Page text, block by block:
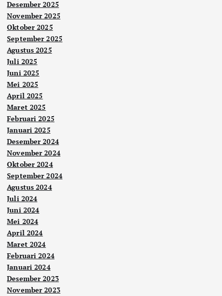
Desember 2025
November 2025
Oktober 2025
September 2025
Agustus 2025
Juli 2025
Juni 2025
Mei 2025
April 2025
Maret 2025
Februari 2025
Januari 2025
Desember 2024
November 2024
Oktober 2024
September 2024
Agustus 2024
Juli 2024
Juni 2024
Mei 2024
April 2024
Maret 2024
Februari 2024
Januari 2024
Desember 2023
November 2023